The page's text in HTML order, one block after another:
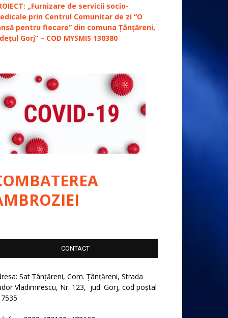
„Furnizare de servicii socio-
prin Centrul Comunitar de zi “O
pentru fiecare” din comuna Țânțăreni,
Gorj” – COD MYSMIS 130380
CONTACT
Sat Țânțăreni, Com. Țânțăreni, Strada
Vladimirescu, Nr. 123, jud. Gorj, cod poștal